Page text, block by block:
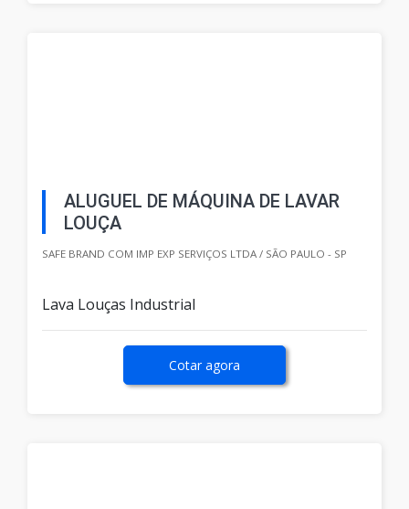
ALUGUEL DE MÁQUINA DE LAVAR
LOUÇA
SAFE BRAND COM IMP EXP SERVIÇOS LTDA / SÃO PAULO - SP
Lava Louças Industrial
Cotar agora